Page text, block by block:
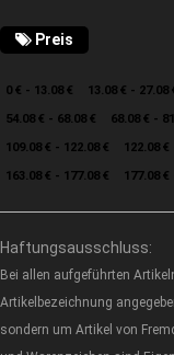
Preis
0 € - 13.08 € 13.08 € - 27.08
54.08 € - 68.08 €
68.08 € -
109.08 € - 122.08 €
122.08 €
163.08 € - 177.08 €
177.08 €
Haftungsausschluss:
Bei allen aufgeführten
Artikelbezeichnung
sondern um Artikel von